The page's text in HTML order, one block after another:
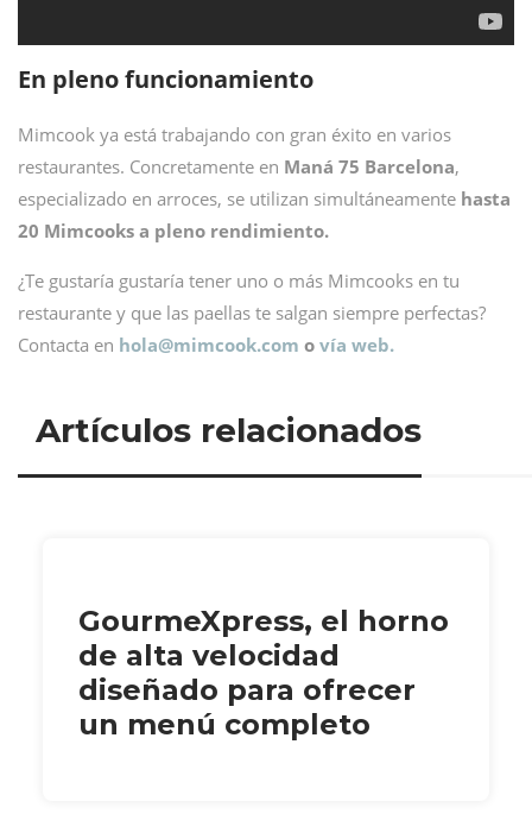
En pleno funcionamiento
Mimcook ya está trabajando con gran éxito en varios
restaurantes. Concretamente en Maná 75 Barcelona,
especializado en arroces, se utilizan simultáneamente hasta
20 Mimcooks a pleno rendimiento.
¿Te gustaría gustaría tener uno o más Mimcooks en tu
restaurante y que las paellas te salgan siempre perfectas?
Contacta en hola@mimcook.com o vía web.
Artículos relacionados
GourmeXpress, el horno
de alta velocidad
diseñado para ofrecer
un menú completo